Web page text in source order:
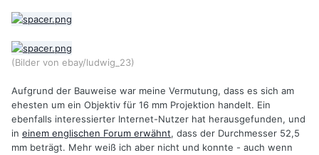
(Bilder von ebay/ludwig_23)
Aufgrund der Bauweise war meine Vermutung, dass es sich am
ehesten um ein Objektiv für 16 mm Projektion handelt. Ein
ebenfalls interessierter Internet-Nutzer hat herausgefunden, und
in einem englischen Forum erwähnt, dass der Durchmesser 52,5
mm beträgt. Mehr weiß ich aber nicht und konnte - auch wenn